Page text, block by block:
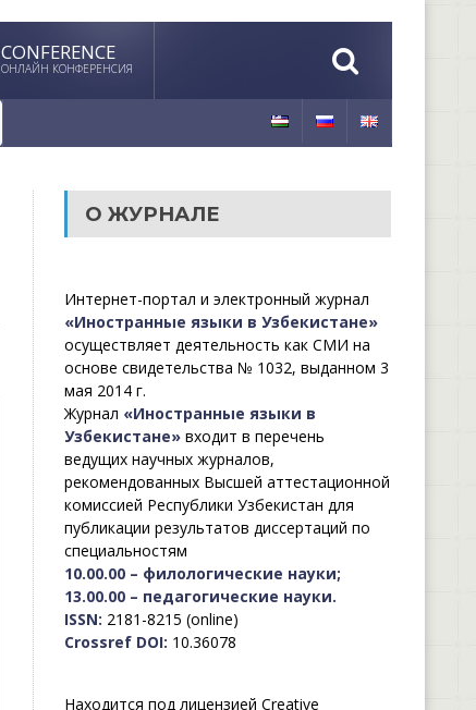
CONFERENCE
ОНЛАЙН КОНФЕРЕНСИЯ
О ЖУРНАЛЕ
Интернет-портал и электронный журнал
«Иностранные языки в Узбекистане»
осуществляет деятельность как СМИ на
основе свидетельства № 1032, выданном 3
мая 2014 г.
Журнал «Иностранные языки в
Узбекистане»входит в перечень
ведущих научных журналов,
рекомендованных Высшей аттестационной
комиссией Республики Узбекистан для
публикации результатов диссертаций по
специальностям
10.00.00 – филологические науки;
13.00.00 – педагогические науки.
ISSN: 2181-8215 (online)
Crossref DOI: 10.36078
Находится под лицензией Creative